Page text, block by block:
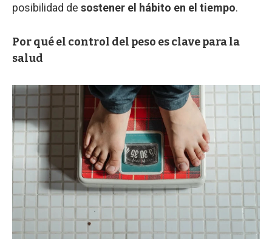
posibilidad de sostener el hábito en el tiempo.
Por qué el control del peso es clave para la
salud